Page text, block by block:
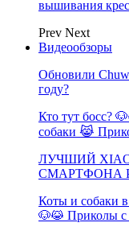
вышивания
Prev Next
Видеообзоры
Обновили
году?
Кто тут босс?
собаки 😹
ЛУЧШИЙ
СМАРТФОНА
Коты и собаки
🐶😹 Приколы